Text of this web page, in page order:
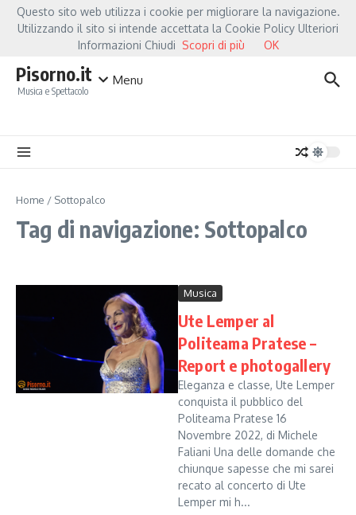
Salta al contenuto
Hot NewsFiorella Mannoia, a Capannori nasce “Anime Salve”: la data zero è
Pisorno.it
Musica e Spettacolo
Menu
Home / Sottopalco
Tag di navigazione: Sottopalco
Musica
Ute Lemper al
Politeama Pratese –
Report e photogallery
Eleganza e classe, Ute Lemper
conquista il pubblico del
Politeama Pratese 16
Novembre 2022, di Michele
Faliani Una delle domande che
chiunque sapesse che mi sarei
recato al concerto di Ute
Lemper mi h...
Questo sito web utilizza i cookie per migliorare la navigazione.
Utilizzando il sito si intende accettata la Cookie Policy Ulteriori
Informazioni Chiudi Scopri di più OK